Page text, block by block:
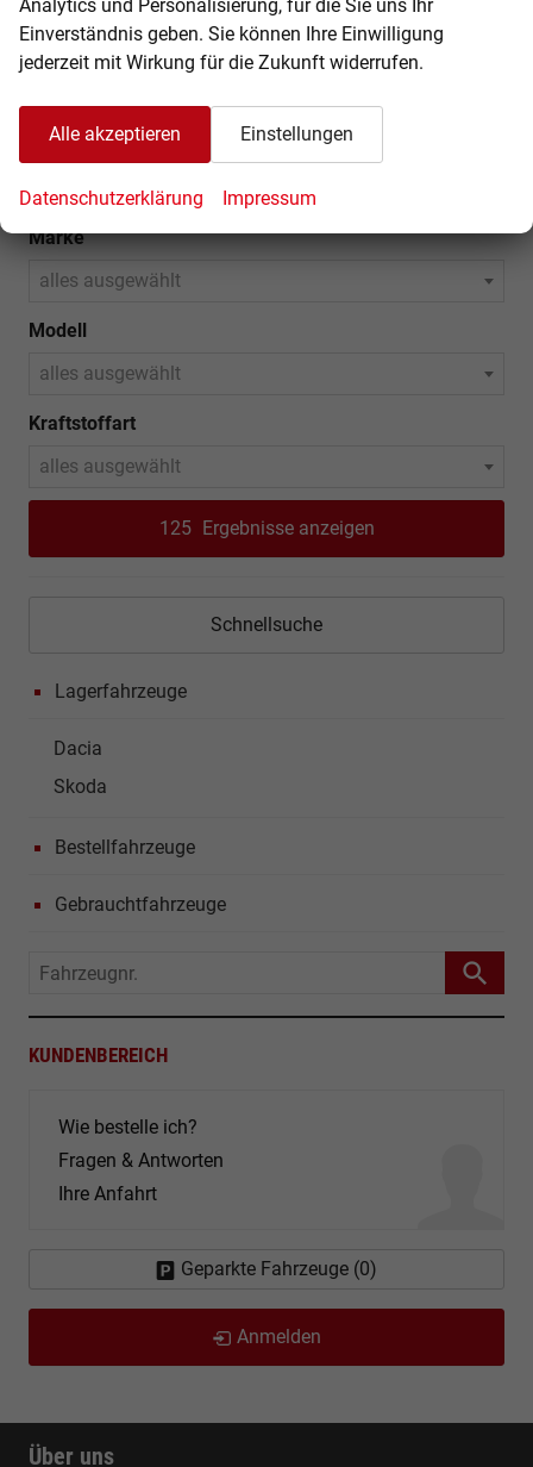
Marke
alles ausgewählt
Modell
alles ausgewählt
Kraftstoffart
alles ausgewählt
125 Ergebnisse anzeigen
Schnellsuche
Lagerfahrzeuge
Dacia
Skoda
Bestellfahrzeuge
Gebrauchtfahrzeuge
Fahrzeugnr.
KUNDENBEREICH
Wie bestelle ich?
Fragen & Antworten
Ihre Anfahrt
Geparkte Fahrzeuge (0)
Anmelden
Über uns
Analytics und Personalisierung, für die Sie uns Ihr
Einverständnis geben. Sie können Ihre Einwilligung
jederzeit mit Wirkung für die Zukunft widerrufen.
Alle akzeptieren Einstellungen
Datenschutzerklärung Impressum